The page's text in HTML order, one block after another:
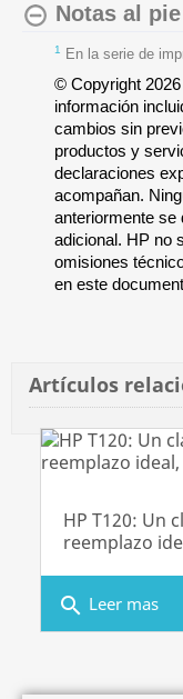
Notas al pie
1 En la serie de
© Copyright
información
cambios sin
productos y
declaraciones
acompañan.
anteriormente se
adicional. HP no
omisiones
en este
Artículos
HP T120: Un
reemplazo
search Leer mas